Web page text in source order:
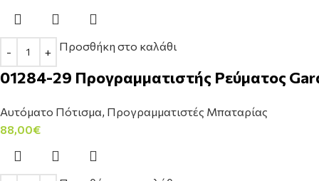
Προσθήκη στο καλάθι
01284-29 Προγραμματιστής Ρεύματος
Αυτόματο Πότισμα, Προγραμματιστές Μπαταρίας
88,00€